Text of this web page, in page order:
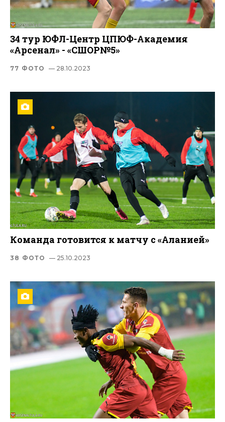
34 тур ЮФЛ-Центр ЦПЮФ-Академия
«Арсенал» - «СШОР№5»
77 ФОТО — 28.10.2023
Команда готовится к матчу с «Аланией»
38 ФОТО — 25.10.2023